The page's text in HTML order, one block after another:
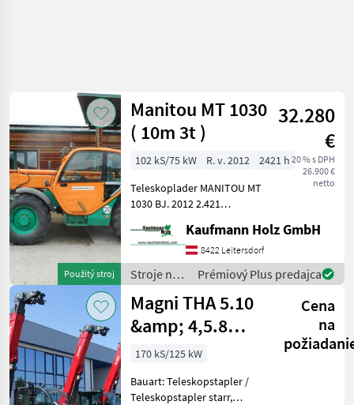
Použitý stroj
Manitou MT 1030
( 10m 3t )
32.280
€
20 % s DPH
26.900 €
netto
102 kS/75 kW R. v. 2012
2421 h
Teleskoplader MANITOU MT
1030 BJ. 2012 2.421
Stunden) 3 Tonnen
Hubkraft 10 Meter Hubhöhe
74, 5 KW Perkins Motor -
einfacher mech
Kaufmann Holz GmbH
8422 Leitersdorf
Stroje na
stavbu /
Manitou
Prémiový Plus predajca
Magni THA 5.10
&amp; 4,5.8
Agrar SOFORT
LIEFERBAR
Cena
na
170 kS/125 kW
Bauart: Teleskopstapler /
Teleskopstapler starr,